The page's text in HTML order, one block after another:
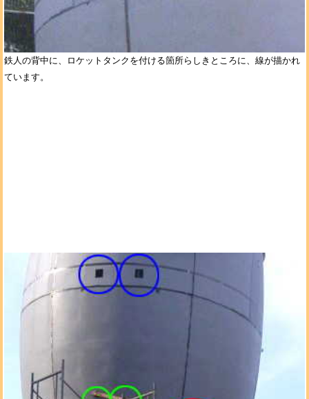
鉄人の背中に、ロケットタンクを付ける箇所らしきところに、線が描かれ
ています。